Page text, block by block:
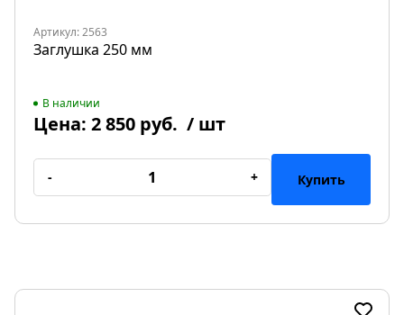
Артикул: 2563
Заглушка 250 мм
В наличии
Цена: 2 850 руб. / шт
- + Купить